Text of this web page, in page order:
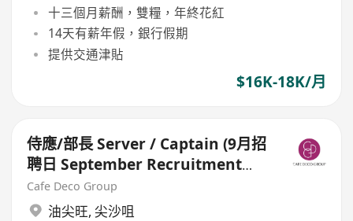
十三個月薪酬，雙糧，年終花紅
14天有薪年假，銀行假期
提供交通津貼
$16K-18K/月
侍應/部長 Server / Captain (9月招
聘日 September Recruitment
Day for Restaurants)
Cafe Deco Group
油尖旺, 尖沙咀